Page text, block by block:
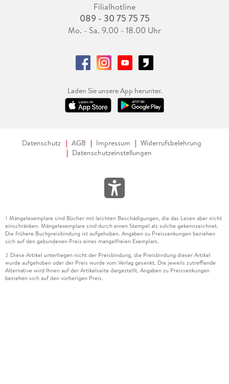
Filialhotline
089 - 30 75 75 75
Mo. - Sa. 9.00 - 18.00 Uhr
Laden Sie unsere App herunter.
Datenschutz AGB Impressum
Widerrufsbelehrung
Datenschutzeinstellungen
1 Mängelexemplare sind Bücher mit leichten Beschädigungen, die das Lesen aber nicht
einschränken. Mängelexemplare sind durch einen Stempel als solche gekennzeichnet.
Die frühere Buchpreisbindung ist aufgehoben. Angaben zu Preissenkungen beziehen
sich auf den gebundenen Preis eines mangelfreien Exemplars.
2 Diese Artikel unterliegen nicht der Preisbindung, die Preisbindung dieser Artikel
wurde aufgehoben oder der Preis wurde vom Verlag gesenkt. Die jeweils zutreffende
Alternative wird Ihnen auf der Artikelseite dargestellt. Angaben zu Preissenkungen
beziehen sich auf den vorherigen Preis.